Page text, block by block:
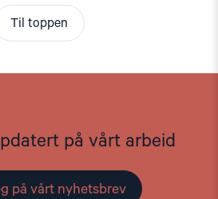
Til toppen
på vårt arbeid
på vårt nyhetsbrev